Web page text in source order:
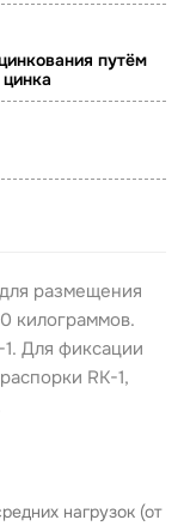
путём
размещения
килограммов.
1. Для фиксации
RK-1,
нагрузок (от